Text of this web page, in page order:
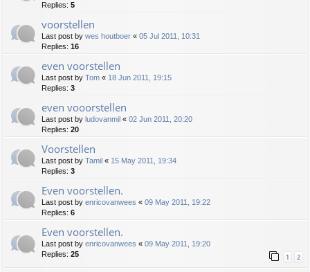
Replies: 5
voorstellen
Last post by wes houtboer « 05 Jul 2011, 10:31
Replies: 16
even voorstellen
Last post by Tom « 18 Jun 2011, 19:15
Replies: 3
even vooorstellen
Last post by ludovanmil « 02 Jun 2011, 20:20
Replies: 20
Voorstellen
Last post by Tamil « 15 May 2011, 19:34
Replies: 3
Even voorstellen.
Last post by enricovanwees « 09 May 2011, 19:22
Replies: 6
Even voorstellen.
Last post by enricovanwees « 09 May 2011, 19:20
Replies: 25 1 2